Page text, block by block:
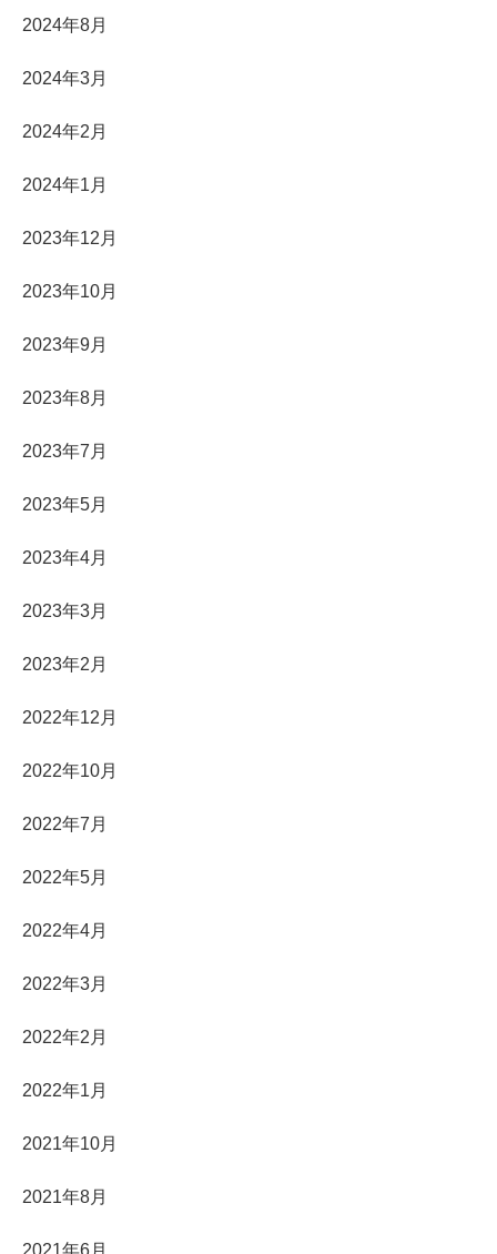
2024年8月
2024年3月
2024年2月
2024年1月
2023年12月
2023年10月
2023年9月
2023年8月
2023年7月
2023年5月
2023年4月
2023年3月
2023年2月
2022年12月
2022年10月
2022年7月
2022年5月
2022年4月
2022年3月
2022年2月
2022年1月
2021年10月
2021年8月
2021年6月